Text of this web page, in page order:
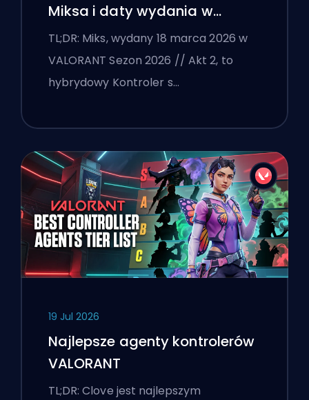
Miksa i daty wydania w
VALORANT
TL;DR: Miks, wydany 18 marca 2026 w
VALORANT Sezon 2026 // Akt 2, to
hybrydowy Kontroler s…
19 Jul 2026
Najlepsze agenty kontrolerów
VALORANT
TL;DR: Clove jest najlepszym